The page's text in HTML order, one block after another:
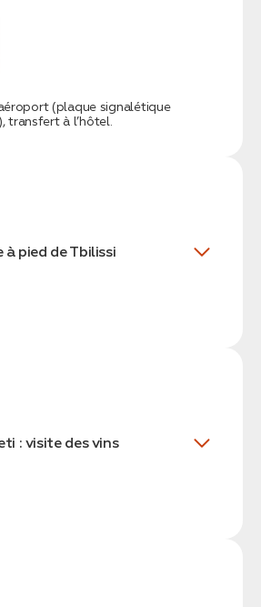
(plaque signalétique
transfert à l’hôtel.
pied de Tbilissi
: visite des vins